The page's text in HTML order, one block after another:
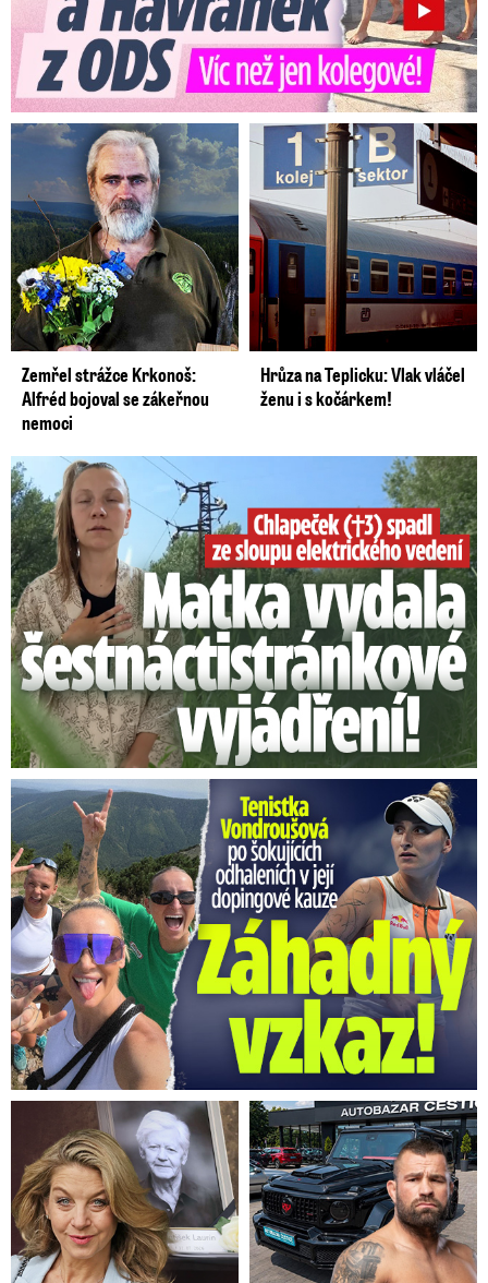
Zemřel strážce Krkonoš:
Alfréd bojoval se zákeřnou
nemoci
Hrůza na Teplicku: Vlak vláčel
ženu i s kočárkem!
Smrtelný pád chlapce: Matka vydala vyjádření na 16 stran
Vondroušová po šokujících odhaleních v kauze: Záhadný vzkaz!